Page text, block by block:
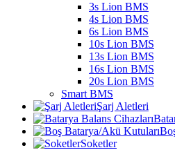
3s Lion BMS
4s Lion BMS
6s Lion BMS
10s Lion BMS
13s Lion BMS
16s Lion BMS
20s Lion BMS
Smart BMS
Şarj Aletleri
Soketler